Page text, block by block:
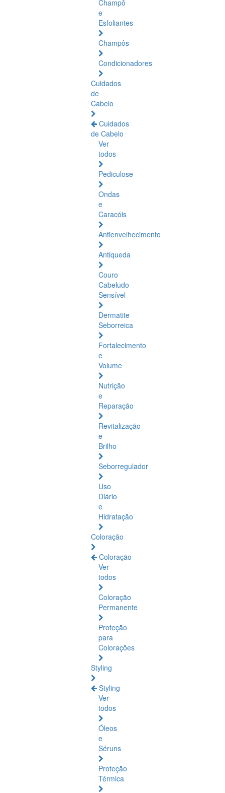
Champô
e
Esfoliantes
Champôs
Condicionadores
Cuidados
de
Cabelo
Cuidados
de Cabelo
Ver
todos
Pediculose
Ondas
e
Caracóis
Antienvelhecimento
Antiqueda
Couro
Cabeludo
Sensível
Dermatite
Seborreica
Fortalecimento
e
Volume
Nutrição
e
Reparação
Revitalização
e
Brilho
Seborregulador
Uso
Diário
e
Hidratação
Coloração
Coloração
Ver
todos
Coloração
Permanente
Proteção
para
Colorações
Styling
Styling
Ver
todos
Óleos
e
Séruns
Proteção
Térmica